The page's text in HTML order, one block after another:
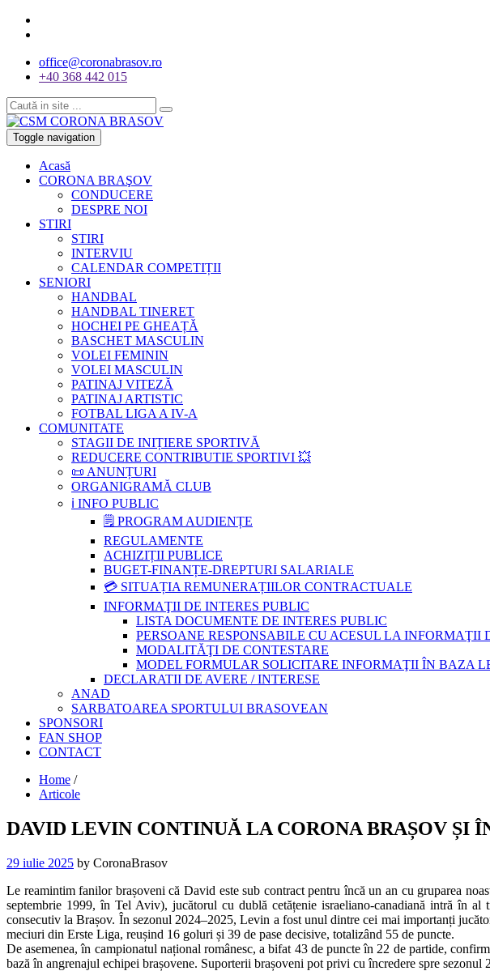
office@coronabrasov.ro
+40 368 442 015
Toggle navigation
Acasă
CORONA BRAŞOV
CONDUCERE
DESPRE NOI
STIRI
STIRI
INTERVIU
CALENDAR COMPETIȚII
SENIORI
HANDBAL
HANDBAL TINERET
HOCHEI PE GHEAȚĂ
BASCHET MASCULIN
VOLEI FEMININ
VOLEI MASCULIN
PATINAJ VITEZĂ
PATINAJ ARTISTIC
FOTBAL LIGA A IV-A
COMUNITATE
STAGII DE INIȚIERE SPORTIVĂ
REDUCERE CONTRIBUTIE SPORTIVI 💥
📜 ANUNȚURI
ORGANIGRAMĂ CLUB
ℹ️ INFO PUBLIC
🗒 PROGRAM AUDIENȚE
REGULAMENTE
ACHIZIȚII PUBLICE
BUGET-FINANȚE-DREPTURI SALARIALE
💳 SITUAȚIA REMUNERAȚIILOR CONTRACTUALE
INFORMAŢII DE INTERES PUBLIC
LISTA DOCUMENTE DE INTERES PUBLIC
PERSOANE RESPONSABILE CU ACESUL LA INFORMAŢII
MODALITĂŢI DE CONTESTARE
MODEL FORMULAR SOLICITARE INFORMAŢII ÎN BAZA
DECLARATII DE AVERE / INTERESE
ANAD
SARBATOAREA SPORTULUI BRASOVEAN
SPONSORI
FAN SHOP
CONTACT
Home /
Articole
DAVID LEVIN CONTINUĂ LA CORONA BRAȘOV ȘI
29 iulie 2025 by CoronaBrasov
Le reamintim fanilor brașoveni că David este sub contract pentru încă un an cu gruparea
septembrie 1999, în Tel Aviv), jucătorul cu dublă cetățenie israeliano-canadiană intră în
consecutiv la Brașov. În sezonul 2024–2025, Levin a fost unul dintre cei mai importanți
meciuri din Erste Liga, reușind 16 goluri și 39 de pase decisive, totalizând 55 de puncte.
De asemenea, în campionatul național românesc, a bifat 43 de puncte în 22 de partide,
bază în angrenajul echipei brașovene. Suporterii brașoveni pot privi cu încredere spre